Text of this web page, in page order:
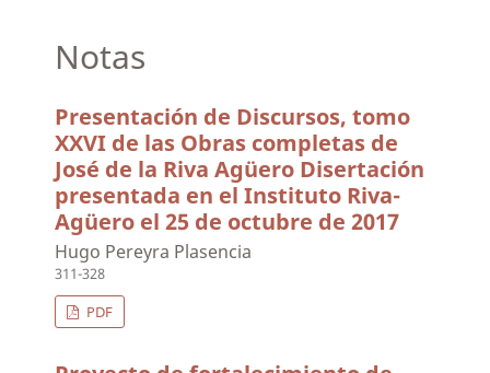
Notas
Presentación de Discursos, tomo
XXVI de las Obras completas de
José de la Riva Agüero Disertación
presentada en el Instituto Riva-
Agüero el 25 de octubre de 2017
Hugo Pereyra Plasencia
311-328
PDF